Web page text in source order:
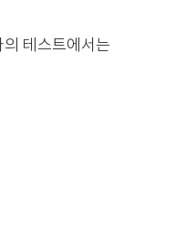
테스트에서는